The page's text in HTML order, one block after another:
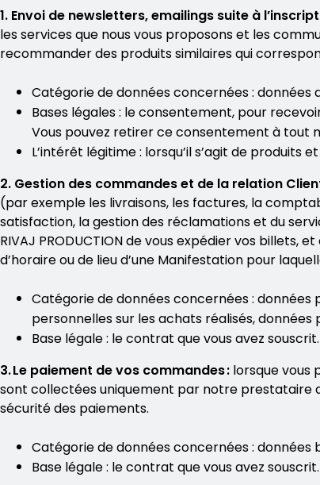
1. Envoi de newsletters, emailings suite à
les services que nous vous proposons et les
recommander des produits similaires qui
Catégorie de données concernées : données
Bases légales : le consentement, pour
Vous pouvez retirer ce consentement à tout
L’intérêt légitime : lorsqu’il s’agit de produits
2. Gestion des commandes et de la relation
(par exemple les livraisons, les factures, la
satisfaction, la gestion des réclamations et du
RIVAJ PRODUCTION de vous expédier vos
d’horaire ou de lieu d’une Manifestation pour
Catégorie de données concernées :
personnelles sur les achats réalisés,
Base légale : le contrat que vous avez souscrit.
3. Le paiement de vos commandes : lorsque vous
sont collectées uniquement par notre prestataire
sécurité des paiements.
Catégorie de données concernées :
Base légale : le contrat que vous avez souscrit.